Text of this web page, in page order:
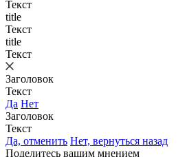
Текст
title
Текст
title
Текст
Заголовок
Текст
Да Нет
Заголовок
Текст
Да, отменить Нет, вернуться назад
Поделитесь вашим мнением